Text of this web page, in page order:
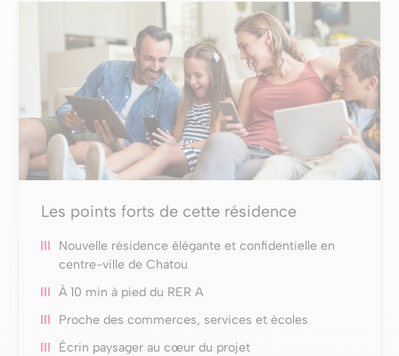
Les points forts de cette résidence
Nouvelle résidence élégante et confidentielle en
centre-ville de Chatou
À 10 min à pied du RER A
Proche des commerces, services et écoles
Écrin paysager au cœur du projet